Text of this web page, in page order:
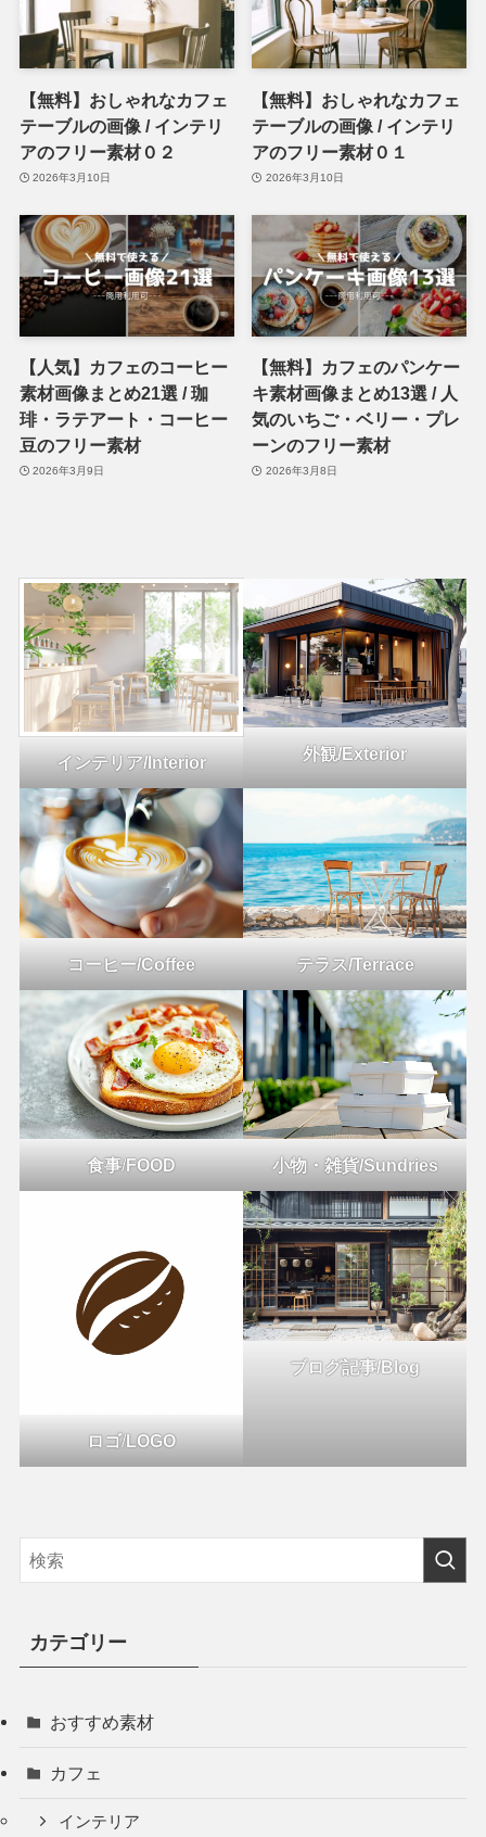
【無料】おしゃれなカフェ
テーブルの画像 / インテリ
アのフリー素材０２
2026年3月10日
【無料】おしゃれなカフェ
テーブルの画像 / インテリ
アのフリー素材０１
2026年3月10日
【人気】カフェのコーヒー
素材画像まとめ21選 / 珈
琲・ラテアート・コーヒー
豆のフリー素材
2026年3月9日
【無料】カフェのパンケー
キ素材画像まとめ13選 / 人
気のいちご・ベリー・プレ
ーンのフリー素材
2026年3月8日
インテリア/Interior 外観/Exterior
コーヒー/Coffee テラス/Terrace
食事/FOOD 小物・雑貨/Sundries
ロゴ/LOGO
ブログ記事/Blog
カテゴリー
おすすめ素材
カフェ
インテリア